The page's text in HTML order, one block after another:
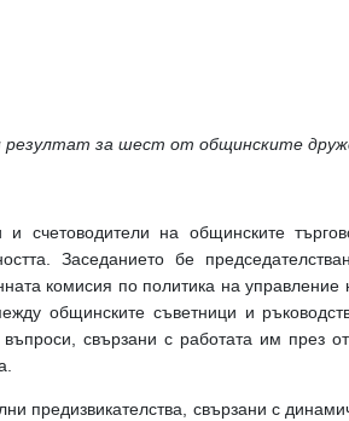
резултат за шест от общинските
счетоводители на общинските
Заседанието бе
комисия по политика на управление
общинските съветници и
свързани с работата им през
предизвикателства, свързани с